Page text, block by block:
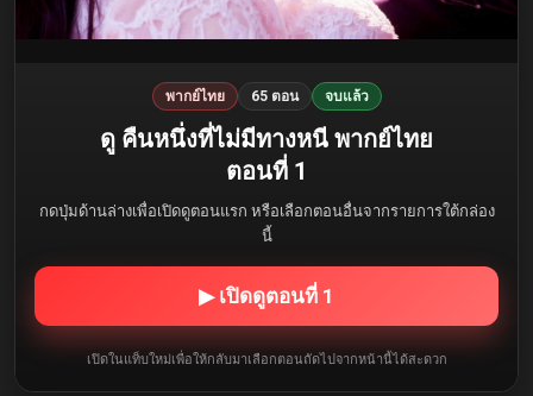
พากย์ไทย 65 ตอน จบแล้ว
ดู คืนหนึ่งที่ไม่มีทางหนี พากย์ไทย
ตอนที่ 1
กดปุ่มด้านล่างเพื่อเปิดดูตอนแรก หรือเลือกตอนอื่นจากรายการใต้กล่อง
นี้
▶ เปิดดูตอนที่ 1
เปิดในแท็บใหม่เพื่อให้กลับมาเลือกตอนถัดไปจากหน้านี้ได้สะดวก